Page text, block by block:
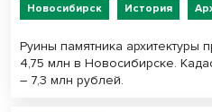
Новосибирск История
Руины памятника архитектуры
4,75 млн в Новосибирске.
– 7,3 млн рублей.